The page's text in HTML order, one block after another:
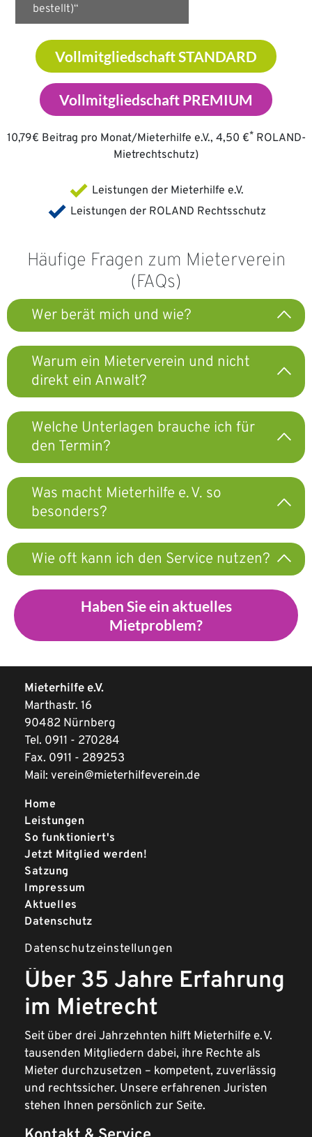
bestellt)“
Vollmitgliedschaft STANDARD
Vollmitgliedschaft PREMIUM
10,79€ Beitrag pro Monat/Mieterhilfe e.V., 4,50 €* ROLAND-
Mietrechtschutz)
Leistungen der Mieterhilfe e.V.
Leistungen der ROLAND Rechtsschutz
Häufige Fragen zum Mieterverein
(FAQs)
Wer berät mich und wie?
Warum ein Mieterverein und nicht
direkt ein Anwalt?
Welche Unterlagen brauche ich für
den Termin?
Was macht Mieterhilfe e. V. so
besonders?
Wie oft kann ich den Service nutzen?
Haben Sie ein aktuelles
Mietproblem?
Mieterhilfe e.V.
Marthastr. 16
90482 Nürnberg
Tel. 0911 - 270284
Fax. 0911 - 289253
Mail: verein@mieterhilfeverein.de
Home
Leistungen
So funktioniert's
Jetzt Mitglied werden!
Satzung
Impressum
Aktuelles
Datenschutz
Datenschutzeinstellungen
Über 35 Jahre Erfahrung
im Mietrecht
Seit über drei Jahrzehnten hilft Mieterhilfe e. V.
tausenden Mitgliedern dabei, ihre Rechte als
Mieter durchzusetzen – kompetent, zuverlässig
und rechtssicher. Unsere erfahrenen Juristen
stehen Ihnen persönlich zur Seite.